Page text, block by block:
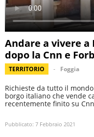
Andare a vivere
dopo la Cnn e
TERRITORIO Foggia
Richieste da tutto il
borgo italiano che vende
recentemente finito su
Pubblicato: 7 Febbraio 2021